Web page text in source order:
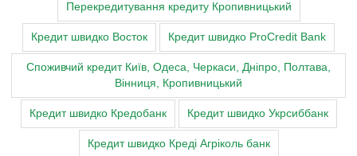
Перекредитування кредиту Кропивницький
Кредит швидко Восток Кредит швидко ProCredit Bank
Cпоживчий кредит Київ, Одеса, Черкаси, Дніпро, Полтава,
Вінниця, Кропивницький
Кредит швидко Кредобанк Кредит швидко Укрсиббанк
Кредит швидко Креді Агріколь банк